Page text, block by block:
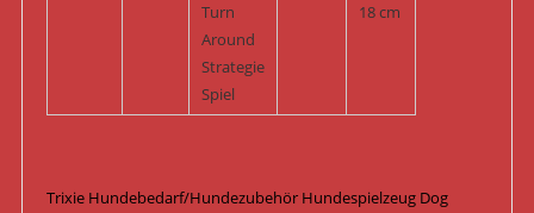
Turn
Around
Strategie
Spiel
18 cm
Trixie Hundebedarf/Hundezubehör Hundespielzeug Dog